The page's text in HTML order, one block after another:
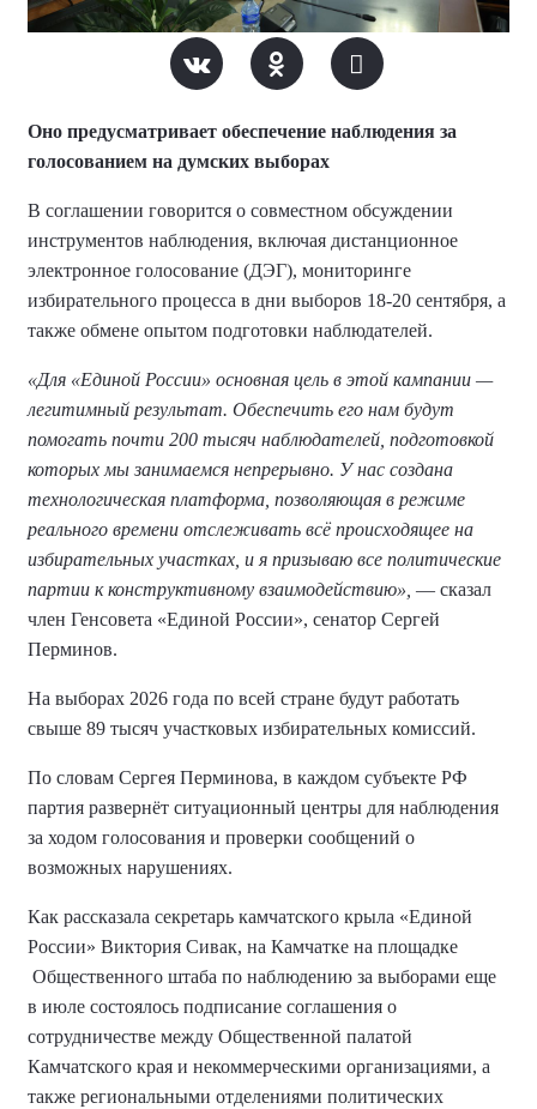
Оно предусматривает обеспечение наблюдения за
голосованием на думских выборах
В соглашении говорится о совместном обсуждении
инструментов наблюдения, включая дистанционное
электронное голосование (ДЭГ), мониторинге
избирательного процесса в дни выборов 18-20 сентября, а
также обмене опытом подготовки наблюдателей.
«Для «Единой России» основная цель в этой кампании —
легитимный результат. Обеспечить его нам будут
помогать почти 200 тысяч наблюдателей, подготовкой
которых мы занимаемся непрерывно. У нас создана
технологическая платформа, позволяющая в режиме
реального времени отслеживать всё происходящее на
избирательных участках, и я призываю все политические
партии к конструктивному взаимодействию», — сказал
член Генсовета «Единой России», сенатор Сергей
Перминов.
На выборах 2026 года по всей стране будут работать
свыше 89 тысяч участковых избирательных комиссий.
По словам Сергея Перминова, в каждом субъекте РФ
партия развернёт ситуационный центры для наблюдения
за ходом голосования и проверки сообщений о
возможных нарушениях.
Как рассказала секретарь камчатского крыла «Единой
России» Виктория Сивак, на Камчатке на площадке
Общественного штаба по наблюдению за выборами еще
в июле состоялось подписание соглашения о
сотрудничестве между Общественной палатой
Камчатского края и некоммерческими организациями, а
также региональными отделениями политических